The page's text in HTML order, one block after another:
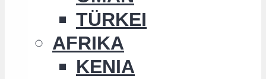
TÜRKEI
AFRIKA
KENIA